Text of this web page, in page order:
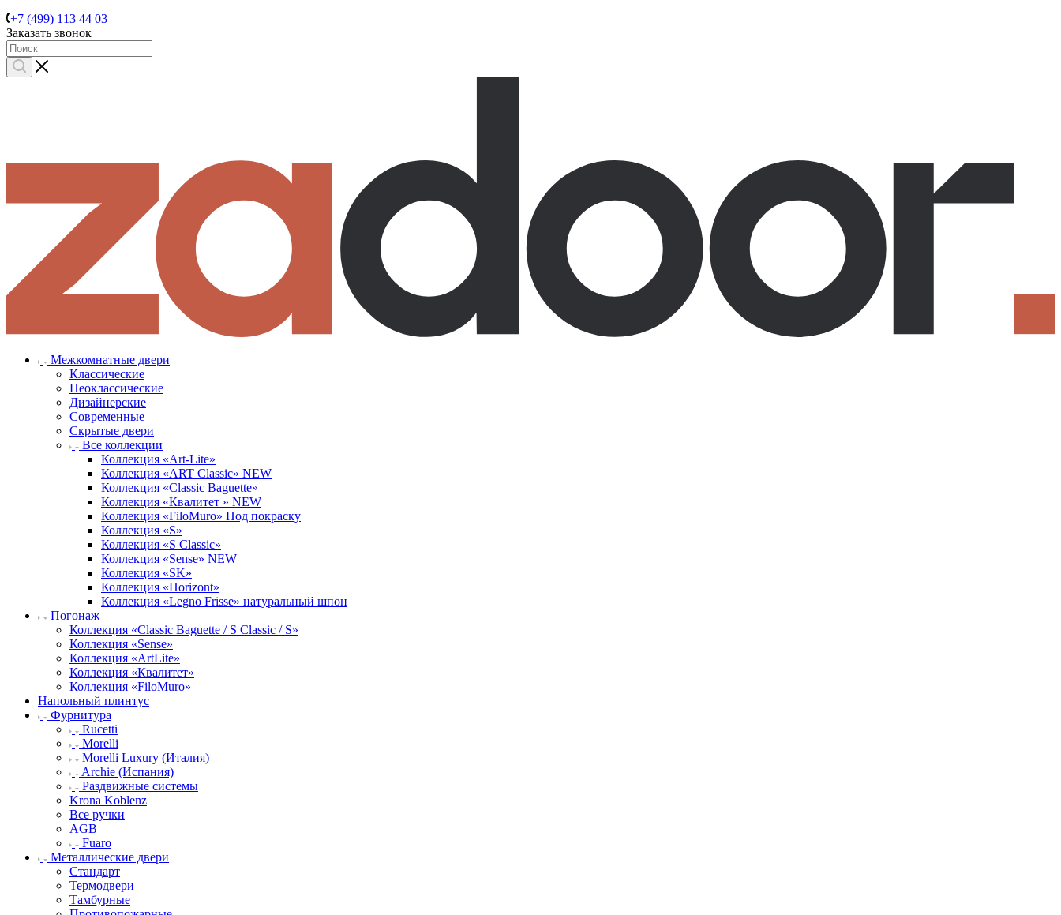
+7 (499) 113 44 03
Заказать звонок
Межкомнатные двери
Классические
Неоклассические
Дизайнерские
Современные
Скрытые двери
Все коллекции
Коллекция «Art-Lite»
Коллекция «ART Classic» NEW
Коллекция «Classic Baguette»
Коллекция «Квалитет » NEW
Коллекция «FiloMuro» Под покраску
Коллекция «S»
Коллекция «S Classic»
Коллекция «Sense» NEW
Коллекция «SK»
Коллекция «Horizont»
Коллекция «Legno Frisse» натуральный шпон
Погонаж
Коллекция «Classic Baguette / S Classic / S»
Коллекция «Sense»
Коллекция «ArtLite»
Коллекция «Квалитет»
Коллекция «FiloMuro»
Напольный плинтус
Фурнитура
Rucetti
Morelli
Morelli Luxury (Италия)
Archie (Испания)
Раздвижные системы
Krona Koblenz
Все ручки
AGB
Fuaro
Металлические двери
Стандарт
Термодвери
Тамбурные